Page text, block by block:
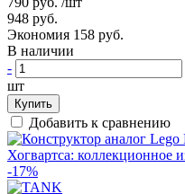
948 руб.
Экономия 158 руб.
В наличии
-
шт
Купить
Добавить к сравнению
-17%